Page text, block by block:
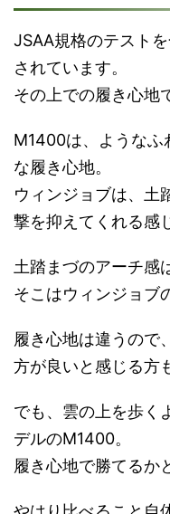
JSAA規格のテスト
されています。
その上での履き心地
M1400は、ようなふ
な履き心地。
ウィンジョブは、土
撃を抑えてくれる感
土踏まづのアーチ感
そこはウィンジョブ
履き心地は違うので
方が良いと感じる方
でも、雲の上を歩く
デルのM1400。
履き心地で勝てるか